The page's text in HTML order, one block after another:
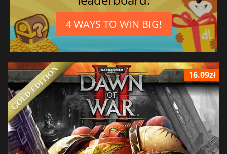
4 WAYS TO WIN BIG!
16.09zł